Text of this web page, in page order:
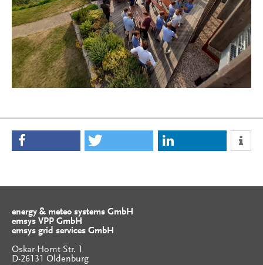
energy & meteo systems GmbH
emsys VPP GmbH
emsys grid services GmbH
Oskar-Homt-Str. 1
D-26131 Oldenburg